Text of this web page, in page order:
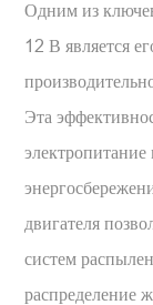
Одним из
12 В является
Эта
двигателя
систем
распределение